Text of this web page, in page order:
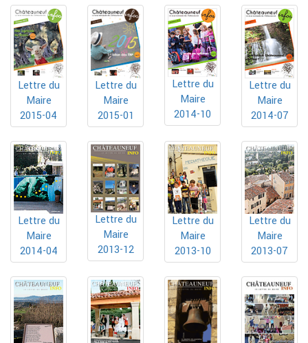
Lettre du
Maire
2015-04
Lettre du
Maire
2015-01
Lettre du
Maire
2014-10
Lettre du
Maire
2014-07
Lettre du
Maire
2014-04
Lettre du
Maire
2013-12
Lettre du
Maire
2013-10
Lettre du
Maire
2013-07